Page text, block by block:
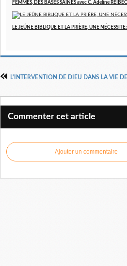
FEMMES, DES BASES SAINES avec C. Adeline
LE JEÛNE BIBLIQUE ET LA PRIÈRE, UNE
Commenter cet article
Ajouter un commentaire